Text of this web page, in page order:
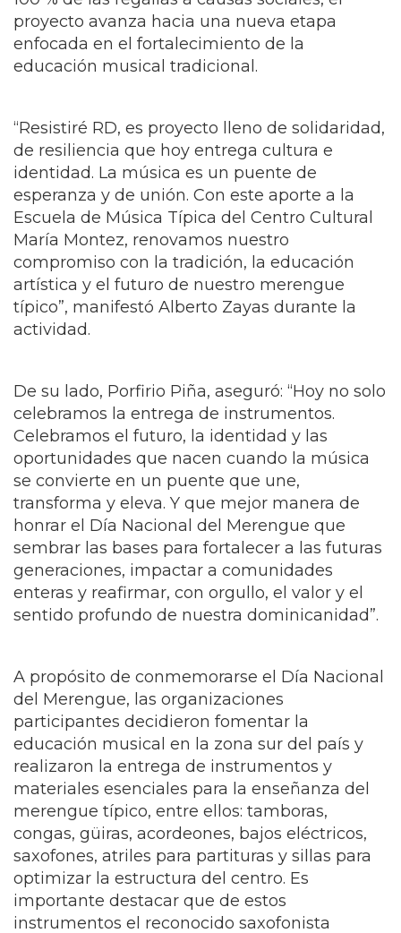
Siguiendo el acuerdo original de destinar el
100 % de las regalías a causas sociales, el
proyecto avanza hacia una nueva etapa
enfocada en el fortalecimiento de la
“Resistiré RD, es proyecto lleno de solidaridad,
de resiliencia que hoy entrega cultura e
identidad. La música es un puente de
esperanza y de unión. Con este aporte a la
Escuela de Música Típica del Centro Cultural
María Montez, renovamos nuestro
compromiso con la tradición, la educación
artística y el futuro de nuestro merengue
típico”, manifestó Alberto Zayas durante la
De su lado, Porfirio Piña, aseguró: “Hoy no solo
celebramos la entrega de instrumentos.
Celebramos el futuro, la identidad y las
oportunidades que nacen cuando la música
se convierte en un puente que une,
transforma y eleva. Y que mejor manera de
honrar el Día Nacional del Merengue que
sembrar las bases para fortalecer a las futuras
generaciones, impactar a comunidades
enteras y reafirmar, con orgullo, el valor y el
A propósito de conmemorarse el Día Nacional
del Merengue, las organizaciones
participantes decidieron fomentar la
educación musical en la zona sur del país y
realizaron la entrega de instrumentos y
materiales esenciales para la enseñanza del
merengue típico, entre ellos: tamboras,
congas, güiras, acordeones, bajos eléctricos,
saxofones, atriles para partituras y sillas para
optimizar la estructura del centro. Es